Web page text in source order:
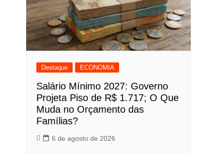
Destaque ECONOMIA
Salário Mínimo 2027: Governo
Projeta Piso de R$ 1.717; O Que
Muda no Orçamento das
Famílias?
6 de agosto de 2026